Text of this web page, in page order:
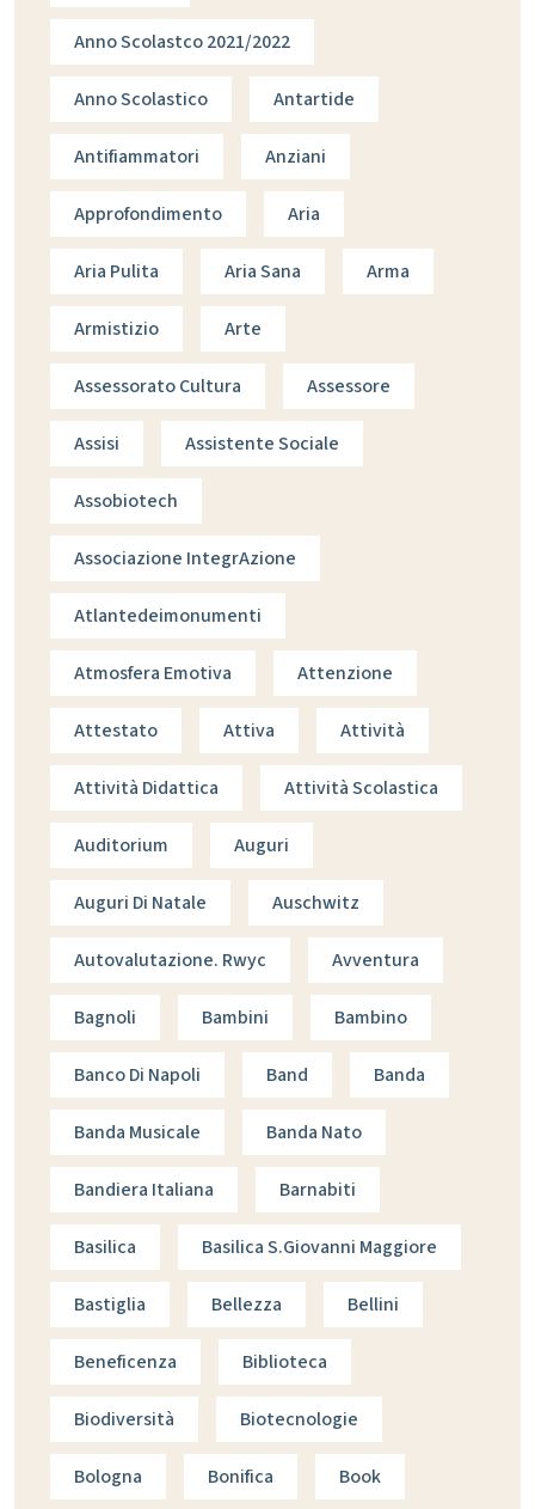
Anno Scolastco 2021/2022
Anno Scolastico Antartide
Antifiammatori Anziani
Approfondimento Aria
Aria Pulita Aria Sana Arma
Armistizio Arte
Assessorato Cultura Assessore
Assisi Assistente Sociale
Assobiotech
Associazione IntegrAzione
Atlantedeimonumenti
Atmosfera Emotiva Attenzione
Attestato Attiva Attività
Attività Didattica Attività Scolastica
Auditorium Auguri
Auguri Di Natale Auschwitz
Autovalutazione. Rwyc Avventura
Bagnoli Bambini Bambino
Banco Di Napoli Band Banda
Banda Musicale Banda Nato
Bandiera Italiana Barnabiti
Basilica Basilica S.giovanni Maggiore
Bastiglia Bellezza Bellini
Beneficenza Biblioteca
Biodiversità Biotecnologie
Bologna Bonifica Book